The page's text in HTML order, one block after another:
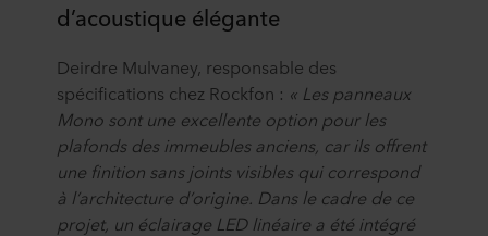
d’acoustique élégante
Deirdre Mulvaney, responsable des
spécifications chez Rockfon : « Les panneaux
Mono sont une excellente option pour les
plafonds des immeubles anciens, car ils offrent
une finition sans joints visibles qui correspond
à l’architecture d’origine. Dans le cadre de ce
projet, un éclairage LED linéaire a été intégré